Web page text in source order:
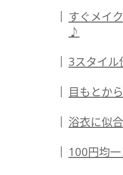
すぐメイ
♪
3スタイ
目もとか
浴衣に似
100円均